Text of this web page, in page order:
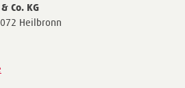
Co. KG
Heilbronn